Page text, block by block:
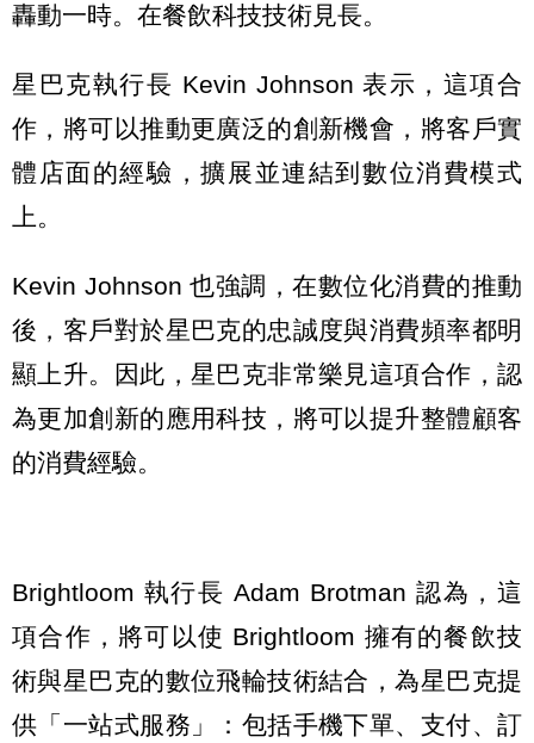
轟動一時。在餐飲科技技術見長。
星巴克執行長 Kevin Johnson 表示，這項合
作，將可以推動更廣泛的創新機會，將客戶實
體店面的經驗，擴展並連結到數位消費模式
上。
Kevin Johnson 也強調，在數位化消費的推動
後，客戶對於星巴克的忠誠度與消費頻率都明
顯上升。因此，星巴克非常樂見這項合作，認
為更加創新的應用科技，將可以提升整體顧客
的消費經驗。
Brightloom 執行長 Adam Brotman 認為，這
項合作，將可以使 Brightloom 擁有的餐飲技
術與星巴克的數位飛輪技術結合，為星巴克提
供「一站式服務」：包括手機下單、支付、訂